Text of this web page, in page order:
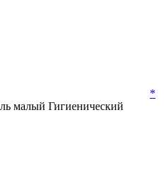
*
малый Гигиенический